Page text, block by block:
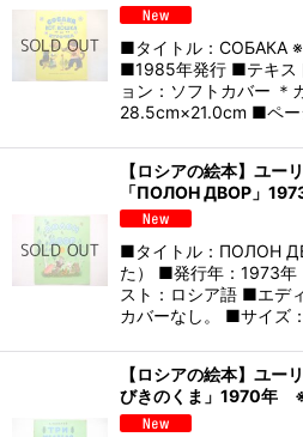
■タイトル：СОБАКА ※
■1985年発行 ■テキス
ョン：ソフトカバー ＊
28.5cm×21.0cm ■ペ
【ロシアの絵本】ユー
「ПОЛОН ДВОР」
■タイトル：ПОЛОН
た） ■発行年：1973年
スト：ロシア語 ■エデ
カバーなし。 ■サイズ
【ロシアの絵本】ユー
びきのくま」1970年